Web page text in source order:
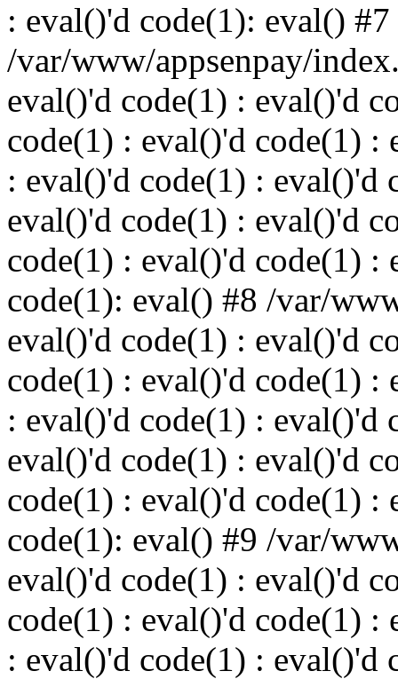
: eval()'d code(1): eval() #7
/var/www/appsenpay/
eval()'d code(1) : eval()'d
code(1) : eval()'d code(1) :
: eval()'d code(1) : eval()'d
eval()'d code(1) : eval()'d
code(1) : eval()'d code(1) :
code(1): eval() #8 /var/
eval()'d code(1) : eval()'d
code(1) : eval()'d code(1) :
: eval()'d code(1) : eval()'d
eval()'d code(1) : eval()'d
code(1) : eval()'d code(1) :
code(1): eval() #9 /var/
eval()'d code(1) : eval()'d
code(1) : eval()'d code(1) :
: eval()'d code(1) : eval()'d